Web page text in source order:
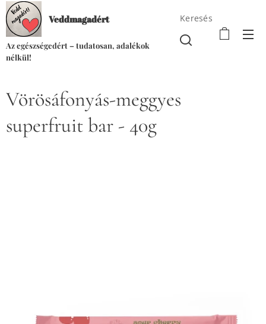
Veddmagadért
Az egészségedért – tudatosan, adalékok
nélkül!
Keresés
Vörösáfonyás-meggyes
superfruit bar - 40g